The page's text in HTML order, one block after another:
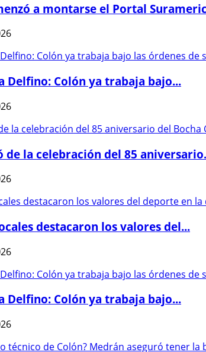
a montarse el Portal
Delfino: Colón ya trabaja bajo...
de la celebración del 85
destacaron los valores del...
Delfino: Colón ya trabaja bajo...